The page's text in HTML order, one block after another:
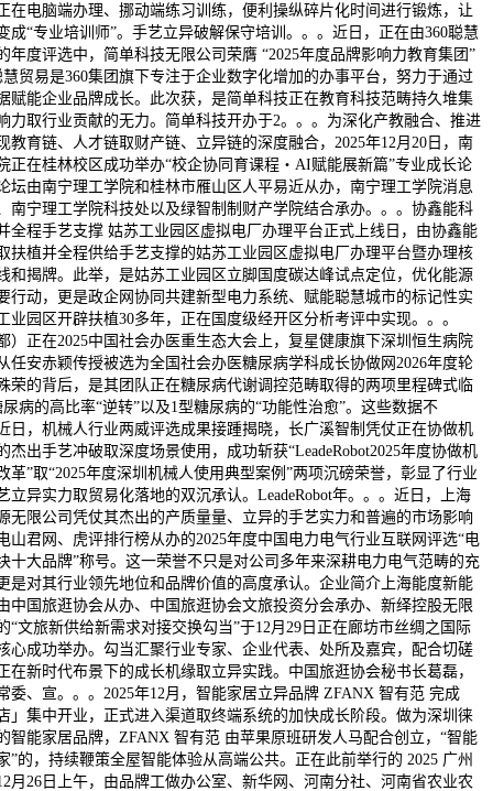
在电脑端办理、挪动端练习训练，便利操纵碎片化时间进行锻炼，让
成“专业培训师”。手艺立异破解保守培训。。。近日，正在由360聪慧
年度评选中，简单科技无限公司荣膺 “2025年度品牌影响力教育集团”
慧贸易是360集团旗下专注于企业数字化增加的办事平台，努力于通过
赋能企业品牌成长。此次获，是简单科技正在教育科技范畴持久堆集
力取行业贡献的无力。简单科技开办于2。。。为深化产教融合、推进
教育链、人才链取财产链、立异链的深度融合，2025年12月20日，南
正在桂林校区成功举办“校企协同育课程・AI赋能展新篇”专业成长论
坛由南宁理工学院和桂林市雁山区人平易近从办，南宁理工学院消息
南宁理工学院科技处以及绿智制制财产学院结合承办。。。协鑫能科
全程手艺支撑 姑苏工业园区虚拟电厂办理平台正式上线日，由协鑫能
扶植并全程供给手艺支撑的姑苏工业园区虚拟电厂办理平台暨办理核
和揭牌。此举，是姑苏工业园区立脚国度碳达峰试点定位，优化能源
行动，更是政企网协同共建新型电力系统、赋能聪慧城市的标记性实
业园区开辟扶植30多年，正在国度级经开区分析考评中实现。。。
）正在2025中国社会办医重生态大会上，复星健康旗下深圳恒生病院
任安赤颖传授被选为全国社会办医糖尿病学科成长协做网2026年度轮
荣的背后，是其团队正在糖尿病代谢调控范畴取得的两项里程碑式临
病的高比率“逆转”以及1型糖尿病的“功能性治愈”。这些数据不
日，机械人行业两威评选成果接踵揭晓，长广溪智制凭仗正在协做机
杰出手艺冲破取深度场景使用，成功斩获“LeadeRobot2025年度协做机
革”取“2025年度深圳机械人使用典型案例”两项沉磅荣誉，彰显了行业
立异实力取贸易化落地的双沉承认。LeadeRobot年。。。近日，上海
无限公司凭仗其杰出的产质量量、立异的手艺实力和普遍的市场影响
山君网、虎评排行榜从办的2025年度中国电力电气行业互联网评选“电
十大品牌”称号。这一荣誉不只是对公司多年来深耕电力电气范畴的充
是对其行业领先地位和品牌价值的高度承认。企业简介上海能度新能
中国旅逛协会从办、中国旅逛协会文旅投资分会承办、新绎控股无限
“文旅新供给新需求对接交换勾当”于12月29日正在廊坊市丝绸之国际
心成功举办。勾当汇聚行业专家、企业代表、处所及嘉宾，配合切磋
在新时代布景下的成长机缘取立异实践。中国旅逛协会秘书长葛磊，
委、宣。。。2025年12月，智能家居立异品牌 ZFANX 智有范 完成
」集中开业，正式进入渠道取终端系统的加快成长阶段。做为深圳徕
智能家居品牌，ZFANX 智有范 由苹果原班研发人马配合创立，“智能
”的，持续鞭策全屋智能体验从高端公共。正在此前举行的 2025 广州
月26日上午，由品牌工做办公室、新华网、河南分社、河南省农业农